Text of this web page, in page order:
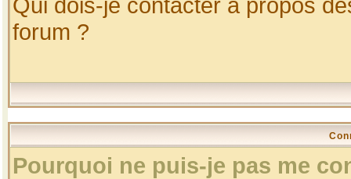
forum ?
Pourquoi ne puis-je pas me